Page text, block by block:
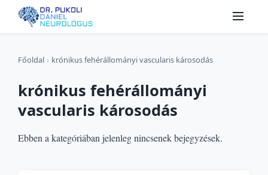
Főoldal › krónikus fehérállományi vascularis károsodás
krónikus fehérállományi
vascularis károsodás
Ebben a kategóriában jelenleg nincsenek bejegyzések.